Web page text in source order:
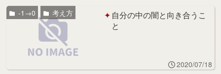
自分の中の闇と向き合うこ
と
-1→0 考え方
2020/07/18